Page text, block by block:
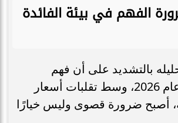
الفهم في بيئة الفائدة
بالتشديد على أن فهم
$WACC$ في عام 2026، وسط تقلبات أسعار
أصبح ضرورة قصوى وليس خيارًا